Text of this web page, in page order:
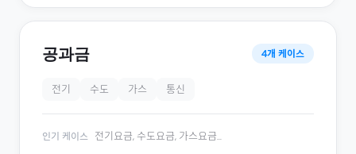
공과금 4개 케이스
전기 수도 가스 통신
인기 케이스 전기요금, 수도요금, 가스요금...